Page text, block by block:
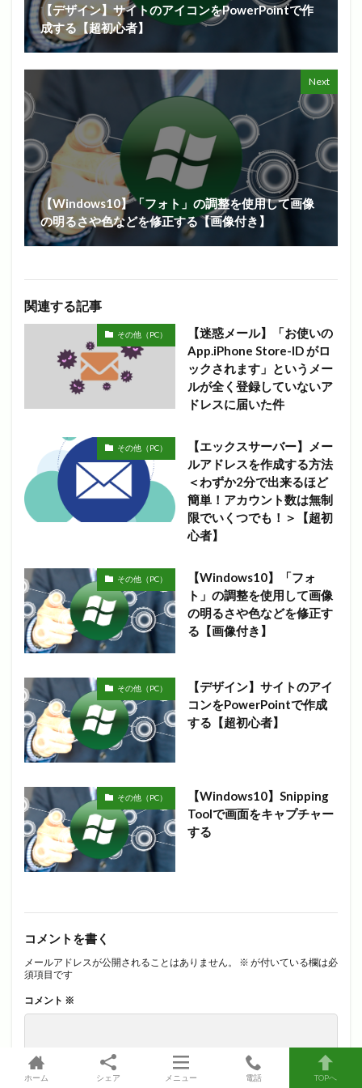
【デザイン】サイトのアイコンをPowerPointで作
成する【超初心者】
Next
【Windows10】「フォト」の調整を使用して画像
の明るさや色などを修正する【画像付き】
関連する記事
その他（PC）
【迷惑メール】「お使いの
App.iPhone Store-ID がロ
ックされます」というメー
ルが全く登録していないア
ドレスに届いた件
その他（PC）
【エックスサーバー】メー
ルアドレスを作成する方法
＜わずか2分で出来るほど
簡単！アカウント数は無制
限でいくつでも！＞【超初
心者】
その他（PC）
【Windows10】「フォ
ト」の調整を使用して画像
の明るさや色などを修正す
る【画像付き】
その他（PC）
【デザイン】サイトのアイ
コンをPowerPointで作成
する【超初心者】
その他（PC）
【Windows10】Snipping
Toolで画面をキャプチャー
する
コメントを書く
メールアドレスが公開されることはありません。 ※ が付いている欄は必
須項目です
コメント ※
ホーム シェア メニュー 電話 TOPへ